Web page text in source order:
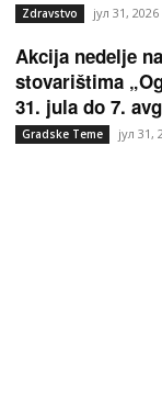
Zdravstvo јул 31, 2026
Akcija nedelje na
stovarištima
31. jula do 7.
Gradske Teme јул 31,